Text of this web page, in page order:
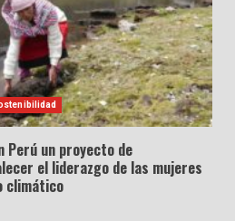
Perú un proyecto de
el liderazgo de las mujeres
climático